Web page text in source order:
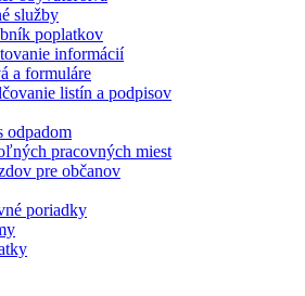
služby
poplatkov
informácií
a formuláre
listín a podpisov
odpadom
pracovných miest
pre občanov
poriadky